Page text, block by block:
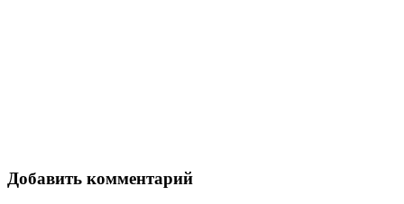
Добавить комментарий